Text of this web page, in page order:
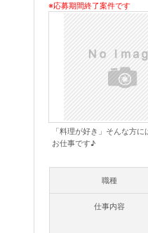
※応募期間終了案件です
「料理が好き」そんな方に
お仕事です♪
職種
仕事内容